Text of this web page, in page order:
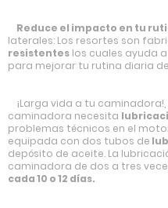
Reduce el impacto en tu
laterales: Los resortes son
resistentes los cuales ayuda
para mejorar tu rutina diaria
¡Larga vida a tu
caminadora necesita
problemas técnicos en el
equipada con dos tubos de
depósito de aceite. La
caminadora de dos a tres
cada 10 o 12 días.